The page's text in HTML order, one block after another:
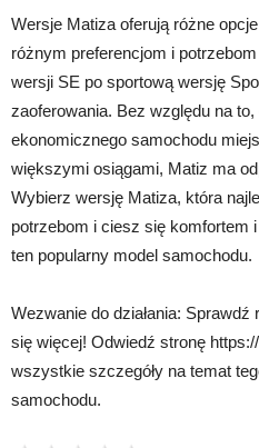
Wersje Matiza oferują różne
różnym preferencjom i
wersji SE po sportową wersję
zaoferowania. Bez względu na
ekonomicznego samochodu
większymi osiągami, Matiz ma
Wybierz wersję Matiza, która
potrzebom i ciesz się komfortem
ten popularny model samochodu.
Wezwanie do działania:
się więcej! Odwiedź stronę
wszystkie szczegóły na temat
samochodu.